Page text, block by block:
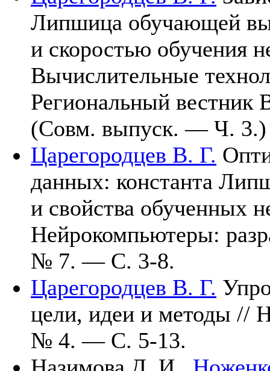
Липшица обучающей
и скоростью обучения
Вычислительные
Региональный
(Совм. выпуск. — Ч.
Царегородцев В. Г.
данных: константа
и свойства обученных
Нейрокомпьютеры:
№ 7. — С. 3-8.
Царегородцев В. Г.
цели, идеи и методы
№ 4. — С. 5-13.